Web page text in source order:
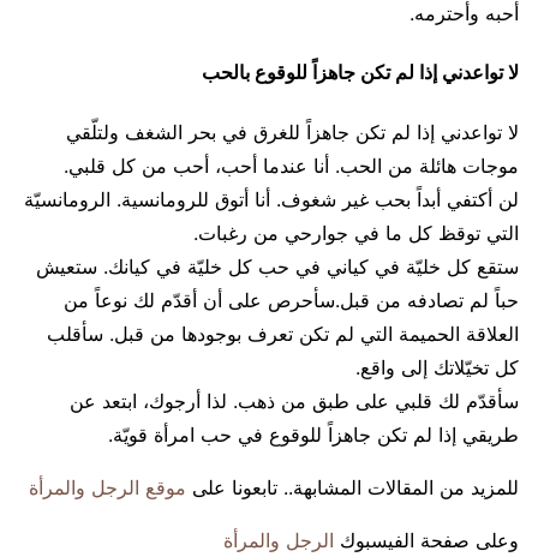
أحبه وأحترمه.
لا تواعدني إذا لم تكن جاهزاً للوقوع بالحب
لا تواعدني إذا لم تكن جاهزاً للغرق في بحر الشغف ولتلّقي
موجات هائلة من الحب. أنا عندما أحب، أحب من كل قلبي.
لن أكتفي أبداً بحب غير شغوف. أنا أتوق للرومانسية. الرومانسيّة
التي توقظ كل ما في جوارحي من رغبات.
ستقع كل خليّة في كياني في حب كل خليّة في كيانك. ستعيش
حباً لم تصادفه من قبل.سأحرص على أن أقدّم لك نوعاً من
العلاقة الحميمة التي لم تكن تعرف بوجودها من قبل. سأقلب
كل تخيّلاتك إلى واقع.
سأقدّم لك قلبي على طبق من ذهب. لذا أرجوك، ابتعد عن
طريقي إذا لم تكن جاهزاً للوقوع في حب امرأة قويّة.
للمزيد من المقالات المشابهة.. تابعونا على موقع الرجل والمرأة
وعلى صفحة الفيسبوك الرجل والمرأة